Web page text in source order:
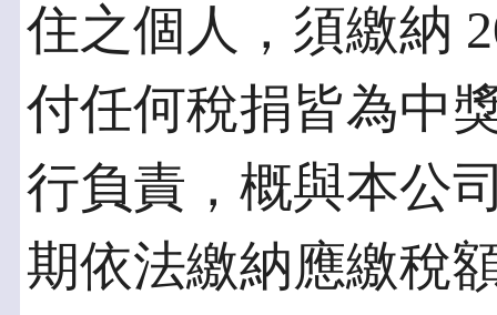
住之個人，須繳納
付任何稅捐皆為中
行負責，概與本公
期依法繳納應繳稅